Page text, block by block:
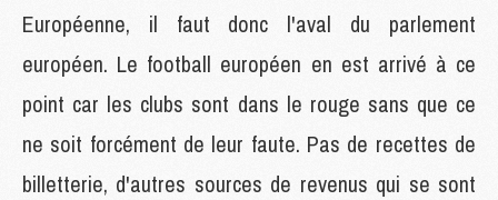
Européenne, il faut donc l'aval du parlement
européen. Le football européen en est arrivé à ce
point car les clubs sont dans le rouge sans que ce
ne soit forcément de leur faute. Pas de recettes de
billetterie, d'autres sources de revenus qui se sont